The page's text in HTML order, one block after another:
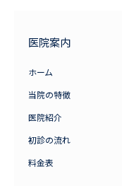
医院案内
ホーム
当院の特徴
医院紹介
初診の流れ
料金表